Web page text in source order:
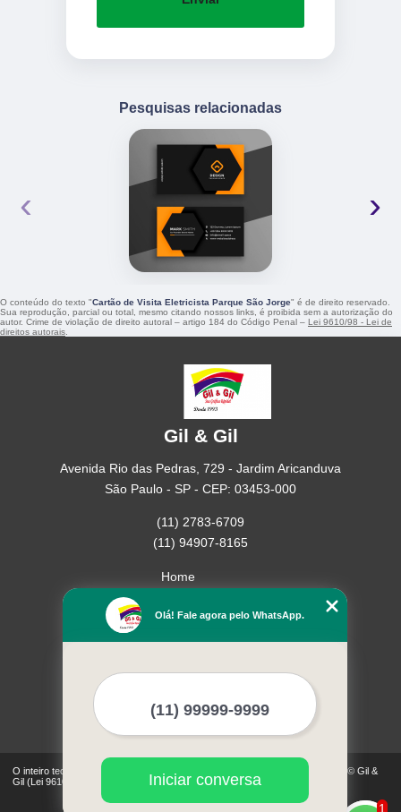
Pesquisas relacionadas
‹ ›
O conteúdo do texto "Cartão de Visita Eletricista Parque São Jorge" é de direito reservado.
Sua reprodução, parcial ou total, mesmo citando nossos links, é proibida sem a autorização do
autor. Crime de violação de direito autoral – artigo 184 do Código Penal – Lei 9610/98 - Lei de
direitos autorais.
Gil & Gil
Avenida Rio das Pedras, 729 - Jardim Aricanduva
São Paulo - SP - CEP: 03453-000
(11) 2783-6709
(11) 94907-8165
Home
Missão
O inteiro teor deste site está sujeito à proteção de direitos autorais. Copyright© Gil &
Gil (Lei 9610 de 19/02/1998)
1
Olá! Fale agora pelo WhatsApp.
Iniciar conversa